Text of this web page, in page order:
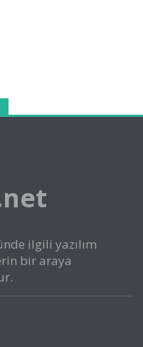
ilgili yazılım
bir araya